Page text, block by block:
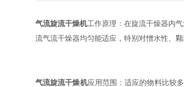
气流旋流干燥机工作原理：在旋流干燥器内
流气流干燥器均匀能适应，特别对憎水性、
气流旋流干燥机应用范围：适应的物料比较